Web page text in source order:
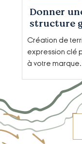
Donner
structure
graphique
Création de
expression clé
à votre marque.